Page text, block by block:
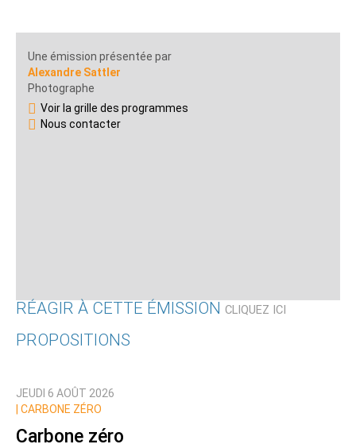
Une émission présentée par
Alexandre Sattler
Photographe
Voir la grille des programmes
Nous contacter
RÉAGIR À CETTE ÉMISSION CLIQUEZ ICI
Nom
PROPOSITIONS
JEUDI 6 AOÛT 2026
CARBONE ZÉRO
Carbone zéro